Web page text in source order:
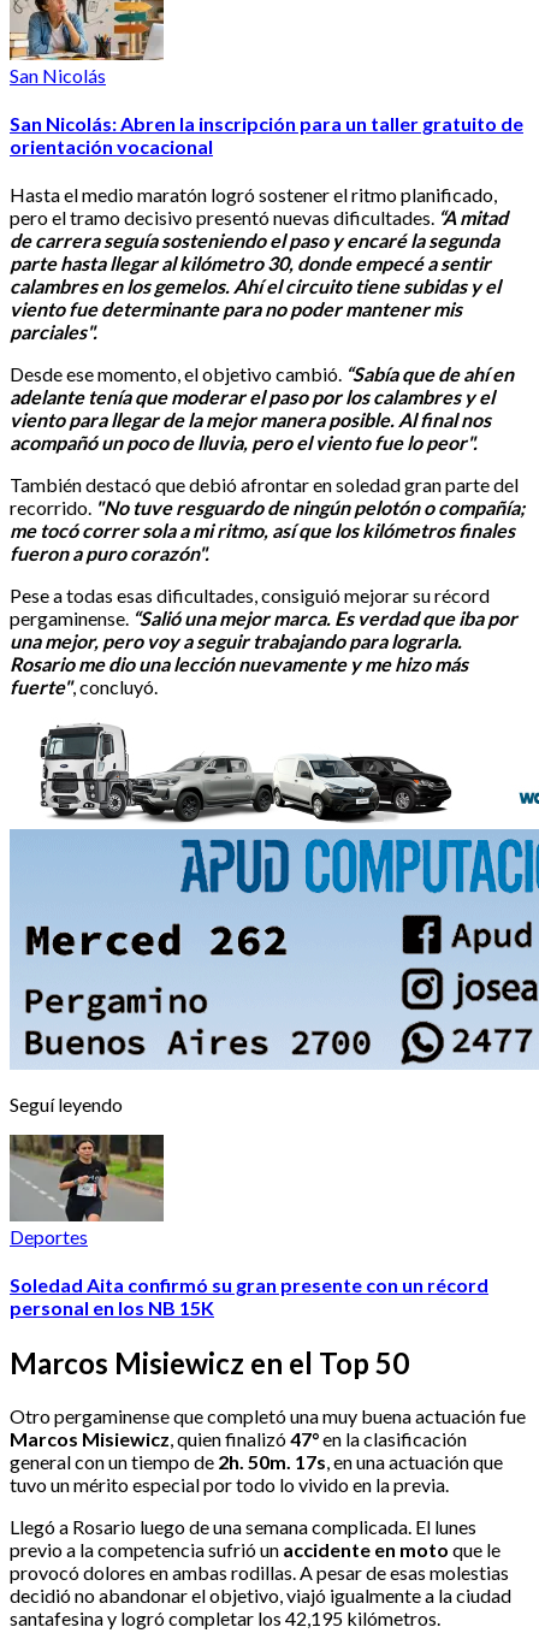
San Nicolás
San Nicolás: Abren la inscripción para un taller gratuito de
orientación vocacional
Hasta el medio maratón logró sostener el ritmo planificado,
pero el tramo decisivo presentó nuevas dificultades. “A mitad
de carrera seguía sosteniendo el paso y encaré la segunda
parte hasta llegar al kilómetro 30, donde empecé a sentir
calambres en los gemelos. Ahí el circuito tiene subidas y el
viento fue determinante para no poder mantener mis
parciales".
Desde ese momento, el objetivo cambió. “Sabía que de ahí en
adelante tenía que moderar el paso por los calambres y el
viento para llegar de la mejor manera posible. Al final nos
acompañó un poco de lluvia, pero el viento fue lo peor".
También destacó que debió afrontar en soledad gran parte del
recorrido. "No tuve resguardo de ningún pelotón o compañía;
me tocó correr sola a mi ritmo, así que los kilómetros finales
fueron a puro corazón".
Pese a todas esas dificultades, consiguió mejorar su récord
pergaminense. “Salió una mejor marca. Es verdad que iba por
una mejor, pero voy a seguir trabajando para lograrla.
Rosario me dio una lección nuevamente y me hizo más
fuerte", concluyó.
Seguí leyendo
Deportes
Soledad Aita confirmó su gran presente con un récord
personal en los NB 15K
Marcos Misiewicz en el Top 50
Otro pergaminense que completó una muy buena actuación fue
Marcos Misiewicz , quien finalizó47°en la clasificación
general con un tiempo de 2h. 50m. 17s , en una actuación que
tuvo un mérito especial por todo lo vivido en la previa.
Llegó a Rosario luego de una semana complicada. El lunes
previo a la competencia sufrió un accidente en moto que le
provocó dolores en ambas rodillas. A pesar de esas molestias
decidió no abandonar el objetivo, viajó igualmente a la ciudad
santafesina y logró completar los 42,195 kilómetros.